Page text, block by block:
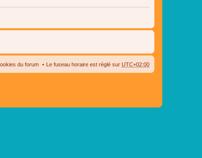
Le fuseau horaire est réglé sur UTC+02:00
du forum